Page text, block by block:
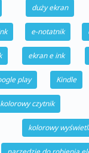
duży ekran
e-notatnik
ekran e ink
play Kindle
kolorowy czytnik
kolorowy